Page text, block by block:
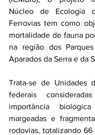
Núcleo de Ecologia
Ferrovias tem como
mortalidade de fauna
na região dos
Aparados da Serra e da
Trata-se de Unidades
federais
importância
margeadas e
rodovias, totalizando 66